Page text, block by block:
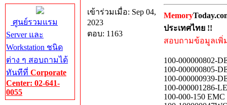
ศูนย์รวมแรม
Server และ
Workstation ชนิด
ต่าง ๆ สอบถามได้
ทันทีที่ Corporate
Center: 02-641-
0055
เข้าร่วมเมื่อ: Sep 04,
2023
ตอบ: 1163
Memory
ประเทศไทย !!
สอบถามข้อมูลเพิ่
100-000000802-
100-000000805-
100-000000939-
100-000001286-
100-000-150